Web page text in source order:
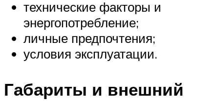
технические факторы и
энергопотребление;
личные предпочтения;
условия эксплуатации.
Габариты и внешний